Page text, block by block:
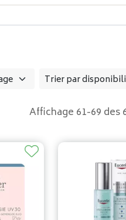
Affichage 61-69 des